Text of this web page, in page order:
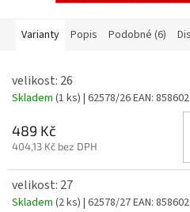
Varianty Popis Podobné (6)
velikost: 26
Skladem (1 ks) | 62578/26EAN:
489 Kč
404,13 Kč bez DPH
velikost: 27
Skladem (2 ks) | 62578/27EAN: